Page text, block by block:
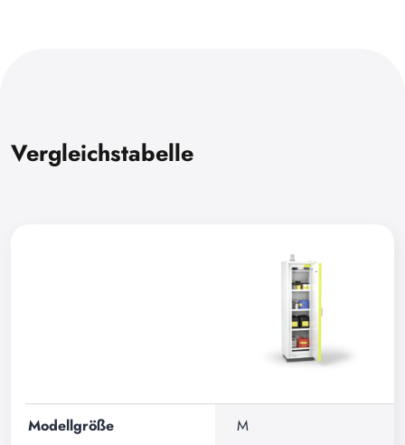
Vergleichstabelle
Modellgröße M